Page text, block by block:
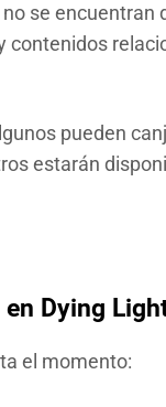
se encuentran
pueden
estarán
Dying
el momento: